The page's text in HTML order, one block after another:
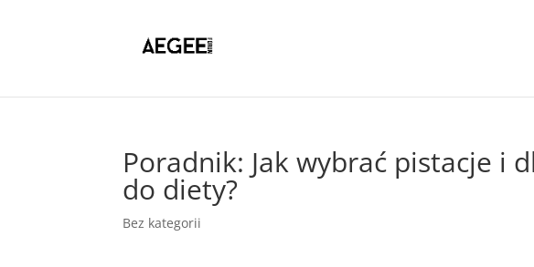
Poradnik: Jak wybrać pistacje i
do diety?
Bez kategorii